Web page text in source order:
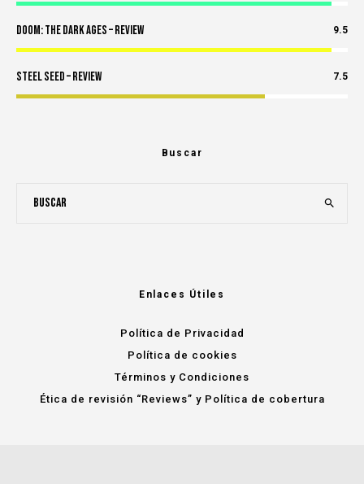
Doom: The Dark Ages – Review 9.5
Steel Seed – Review 7.5
Buscar
Enlaces Útiles
Política de Privacidad
Política de cookies
Términos y Condiciones
Ética de revisión “Reviews” y Política de cobertura